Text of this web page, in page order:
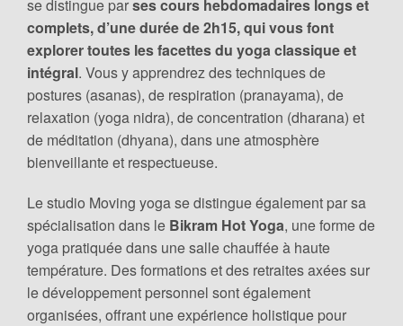
se distingue parses cours hebdomadaires longs et
complets, d’une durée de 2h15, qui vous font
explorer toutes les facettes du yoga classique et
intégral. Vous y apprendrez des techniques de
postures (asanas), de respiration (pranayama), de
relaxation (yoga nidra), de concentration (dharana) et
de méditation (dhyana), dans une atmosphère
bienveillante et respectueuse.
Le studio Moving yoga se distingue également par sa
spécialisation dans le Bikram Hot Yoga, une forme de
yoga pratiquée dans une salle chauffée à haute
température. Des formations et des retraites axées sur
le développement personnel sont également
organisées, offrant une expérience holistique pour